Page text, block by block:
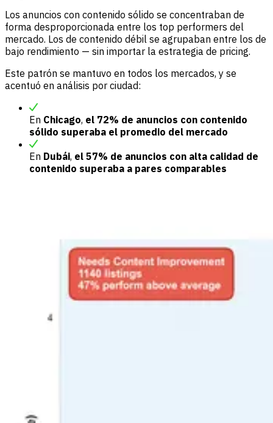
Los anuncios con contenido sólido se concentraban de
forma desproporcionada entre los top performers del
mercado. Los de contenido débil se agrupaban entre los de
bajo rendimiento — sin importar la estrategia de pricing.
Este patrón se mantuvo en todos los mercados, y se
acentuó en análisis por ciudad:
En Chicago, el 72% de anuncios con contenido
sólido superaba el promedio del mercado
En Dubái, el 57% de anuncios con alta calidad de
contenido superaba a pares comparables